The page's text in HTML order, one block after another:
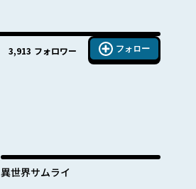
3,913 フォロワー フォロー
異世界サムライ